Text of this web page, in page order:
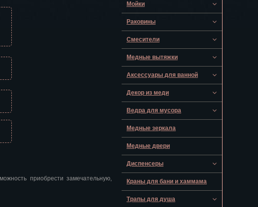
приобрести замечательную,
Мойки
Раковины
Смесители
Медные вытяжки
Аксессуары для ванной
Декор из меди
Ведра для мусора
Медные зеркала
Медные двери
Диспенсеры
Краны для бани и хаммама
Трапы для душа